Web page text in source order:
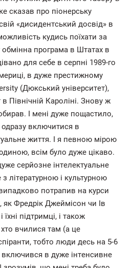
сказав про піонерську
«дисидентський досвід» в
кудись поїхати за
програма в Штатах в
для себе в серпні 1989-го
в дуже престижному
(Дюкський університет),
Північній Кароліні. Знову ж
І мені дуже пощастило,
включитися в
життя. І я певною мірою
всім було дуже цікаво.
серйозне інтелектуальне
літературною і культурною
потрапив на курси
як Фредрік Джеймісон чи Ів
підтримці, і також
вчилися там (а це
тобто люди десь на 5-6
включився в дуже інтенсивне